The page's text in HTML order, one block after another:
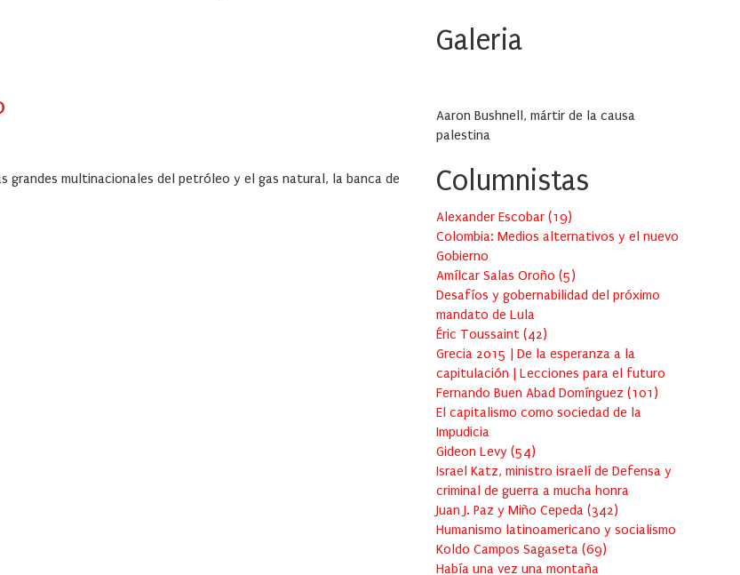
grandes multinacionales del petróleo y el gas natural, la banca de
Galeria
Aaron Bushnell, mártir de la causa
palestina
Columnistas
Alexander Escobar (19)
Colombia: Medios alternativos y el nuevo
Gobierno
Amílcar Salas Oroño (5)
Desafíos y gobernabilidad del próximo
mandato de Lula
Éric Toussaint (42)
Grecia 2015 | De la esperanza a la
capitulación | Lecciones para el futuro
Fernando Buen Abad Domínguez (101 )
El capitalismo como sociedad de la
Impudicia
Gideon Levy (54)
Israel Katz, ministro israelí de Defensa y
criminal de guerra a mucha honra
Juan J. Paz y Miño Cepeda (342)
Humanismo latinoamericano y socialismo
Koldo Campos Sagaseta (69)
Había una vez una montaña